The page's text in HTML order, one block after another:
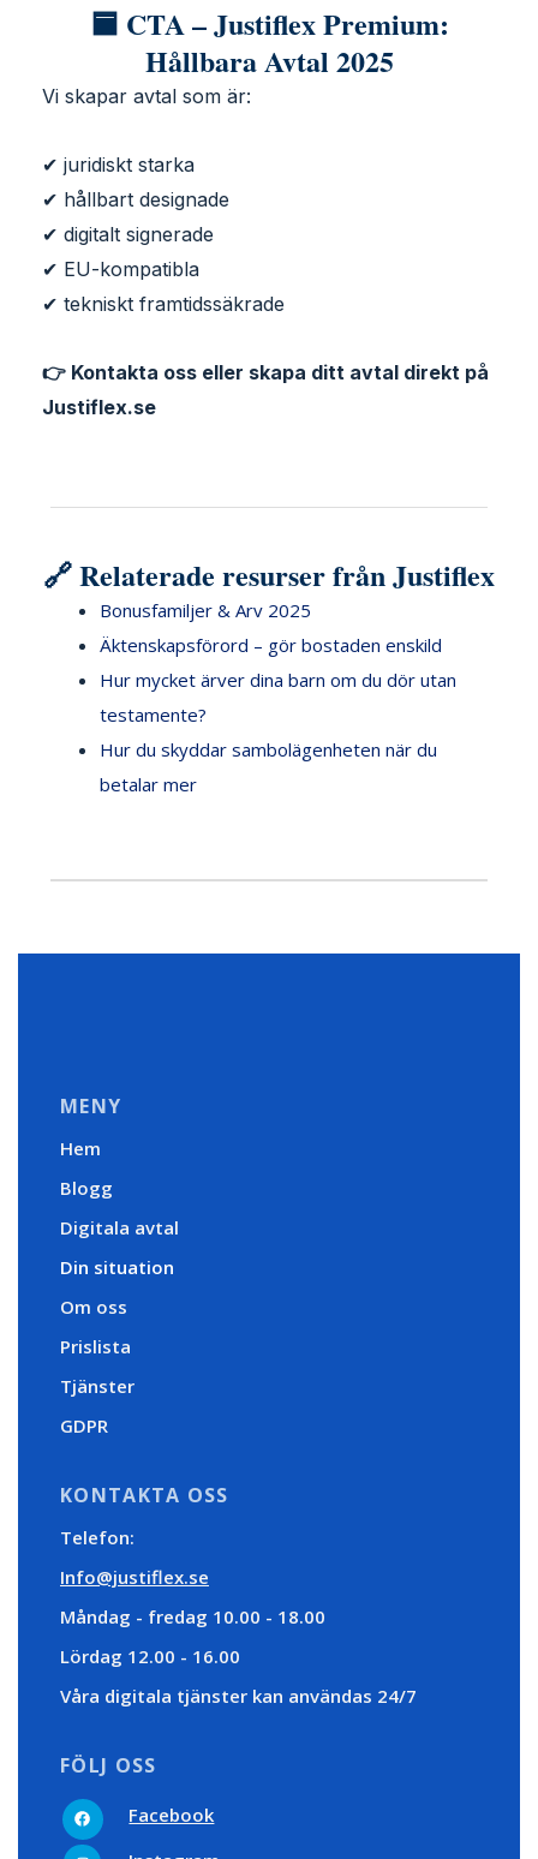
🟦 CTA – Justiflex Premium:
Hållbara Avtal 2025
Vi skapar avtal som är:
✔ juridiskt starka
✔ hållbart designade
✔ digitalt signerade
✔ EU-kompatibla
✔ tekniskt framtidssäkrade
👉 Kontakta oss eller skapa ditt avtal direkt på
Justiflex.se
🔗 Relaterade resurser från Justiflex
Bonusfamiljer & Arv 2025
Äktenskapsförord – gör bostaden enskild
Hur mycket ärver dina barn om du dör utan
testamente?
Hur du skyddar sambolägenheten när du
betalar mer
MENY
Hem
Blogg
Digitala avtal
Din situation
Om oss
Prislista
Tjänster
GDPR
KONTAKTA OSS
Telefon:
Info@justiflex.se
Måndag - fredag 10.00 - 18.00
Lördag 12.00 - 16.00
Våra digitala tjänster kan användas 24/7
FÖLJ OSS
F
a
c
e
Facebook
I